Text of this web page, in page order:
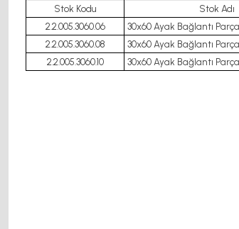
Stok Kodu Stok Adı
2.2.005.3060.06
30x60 Ayak Bağlantı
2.2.005.3060.08
30x60 Ayak Bağlantı
2.2.005.3060.10
30x60 Ayak Bağlantı
motor kaplin fiyatları, sigma profil, 3d yazıcı,